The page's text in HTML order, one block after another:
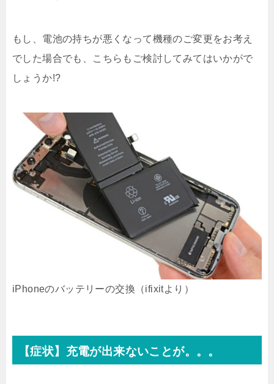
もし、電池の持ちが悪くなって機種のご変更をお考え
でした場合でも、こちらもご検討してみてはいかがで
しょうか!?
iPhoneのバッテリーの交換（ifixitより）
【症状】充電が出来ないことが。。。